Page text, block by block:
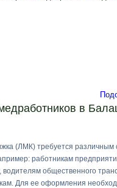
в
(ЛМК) требуется различным
работникам
водителям общественного
Для ее оформления